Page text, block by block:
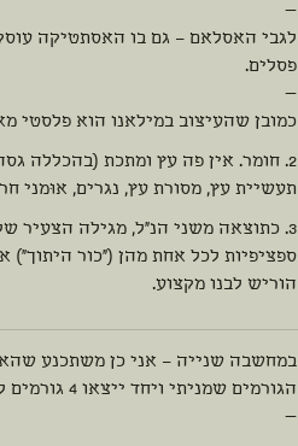
—
לגבי האסלאם – גם בו האסתטיקה
פסלים.
—
כמובן שהעיצוב במילאנו הוא פלסטי
2. חומר. אין פה עץ ומתכת (בהכללה
תעשיית עץ, מסורת עץ, נגרים, אוּמני
3. כתוצאה משני הנ"ל, מגילה הצעיר
ספציפיות לכל אחת מהן ("כור היתוך")
הוריש לבנו מקצוע.
במחשבה שנייה – אני כן משתכנע
הגורמים שמניתי ויחד ייצאו 4 גורמים לחולשת העיצוב בארץ (על היחסים ביניהם אפשר לחשוב).
—